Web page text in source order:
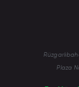
Plaza